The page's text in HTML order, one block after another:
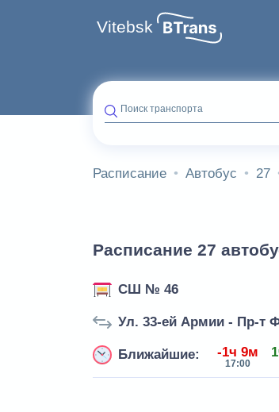
Vitebsk
Поиск транспорта
Расписание Автобус 27
Расписание 27
СШ № 46
Ул. 33-ей Армии - Пр-т
Ближайшие: -1ч 9м
17:00